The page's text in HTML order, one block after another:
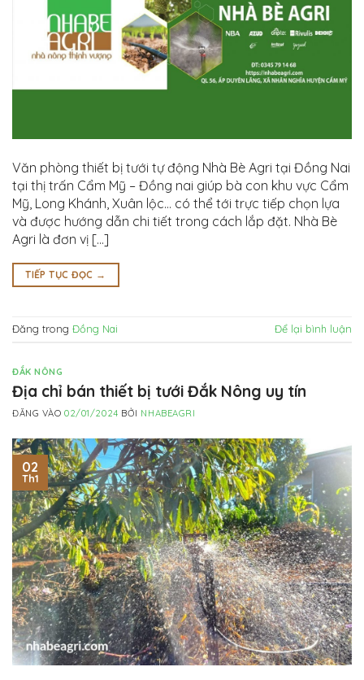
Văn phòng thiết bị tưới tự động Nhà Bè Agri tại Đồng Nai
tại thị trấn Cẩm Mỹ – Đồng nai giúp bà con khu vực Cẩm
Mỹ, Long Khánh, Xuân lộc… có thể tới trực tiếp chọn lựa
và được hướng dẫn chi tiết trong cách lắp đặt. Nhà Bè
Agri là đơn vị […]
TIẾP TỤC ĐỌC →
Đăng trong Đồng Nai Để lại bình luận
ĐẮK NÔNG
Địa chỉ bán thiết bị tưới Đắk Nông uy tín
ĐĂNG VÀO02/01/2024 BỞI NHABEAGRI
02
Th1